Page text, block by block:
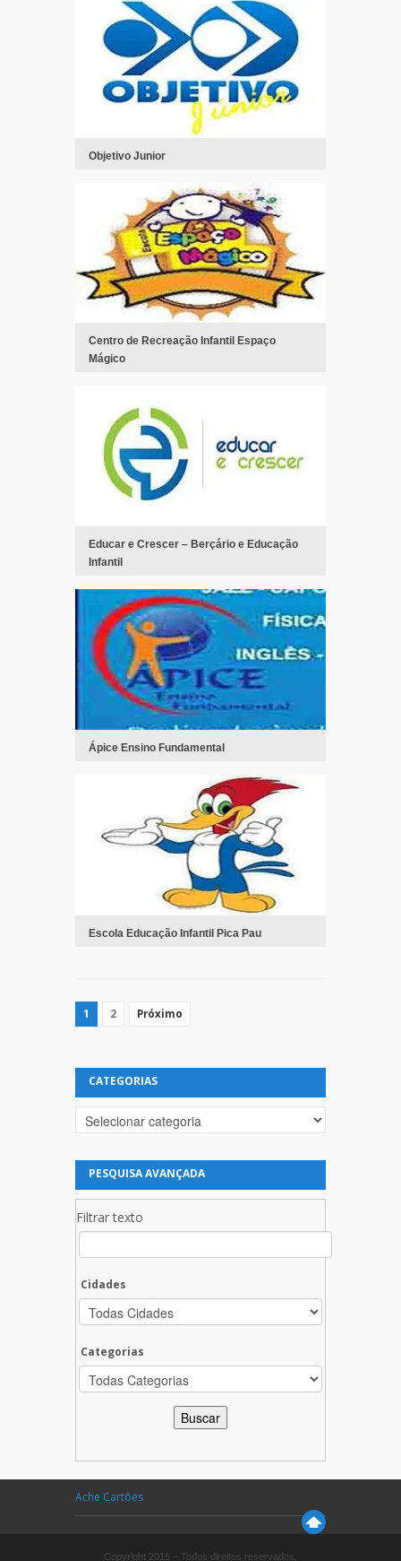
Objetivo Junior
Centro de Recreação Infantil Espaço
Mágico
Educar e Crescer – Berçário e Educação
Infantil
Ápice Ensino Fundamental
Escola Educação Infantil Pica Pau
1 2 Próximo
CATEGORIAS
Categorias
PESQUISA AVANÇADA
Filtrar texto
Cidades
Categorias
Ache Cartões
Copyright 2015 – Todos direitos reservados.